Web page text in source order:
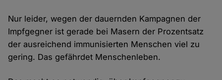
Nur leider, wegen der dauernden Kampagnen der
Impfgegner ist gerade bei Masern der Prozentsatz
der ausreichend immunisierten Menschen viel zu
gering. Das gefährdet Menschenleben.